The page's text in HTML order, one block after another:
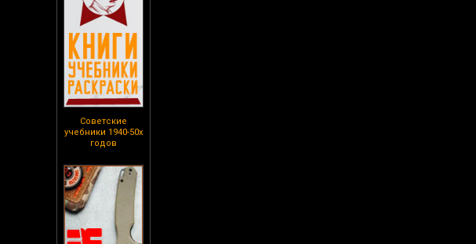
Советские
учебники 1940-50х
годов